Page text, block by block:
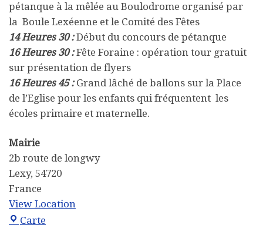
pétanque à la mêlée au Boulodrome organisé par
la Boule Lexéenne et le Comité des Fêtes
14 Heures 30 :Début du concours de pétanque
16 Heures 30 :Fête Foraine : opération tour gratuit
sur présentation de flyers
16 Heures 45 :Grand lâché de ballons sur la Place
de l’Eglise pour les enfants qui fréquentent les
écoles primaire et maternelle.
Mairie
2b route de longwy
Lexy, 54720
France
View Location
Carte